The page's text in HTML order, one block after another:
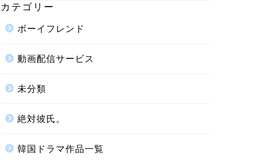
カテゴリー
ボーイフレンド
動画配信サービス
未分類
絶対彼氏。
韓国ドラマ作品一覧